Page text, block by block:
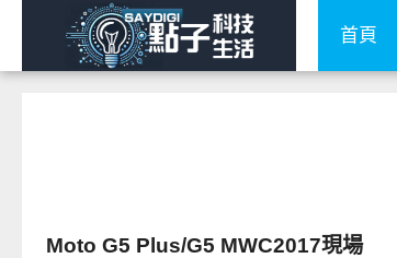
首頁
Moto G5 Plus/G5 MWC2017現場